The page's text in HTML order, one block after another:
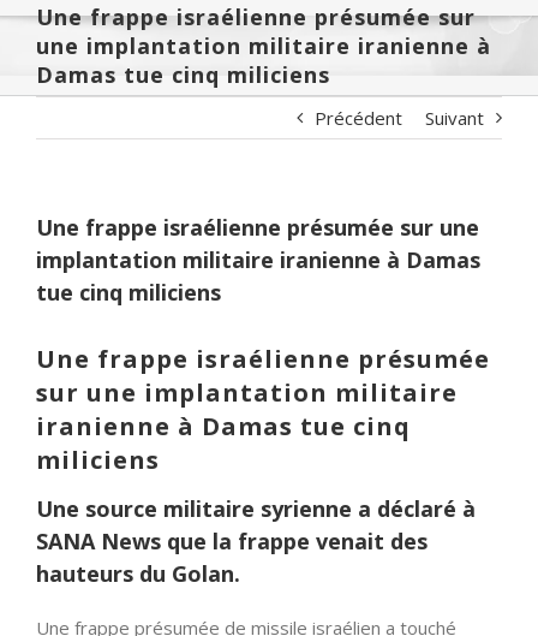
Une frappe israélienne présumée sur
une implantation militaire iranienne à
Damas tue cinq miliciens
Précédent Suivant
Une frappe israélienne présumée sur une
implantation militaire iranienne à Damas
tue cinq miliciens
Une frappe israélienne présumée
sur une implantation militaire
iranienne à Damas tue cinq
miliciens
Une source militaire syrienne a déclaré à
SANA News que la frappe venait des
hauteurs du Golan.
Une frappe présumée de missile israélien a touché